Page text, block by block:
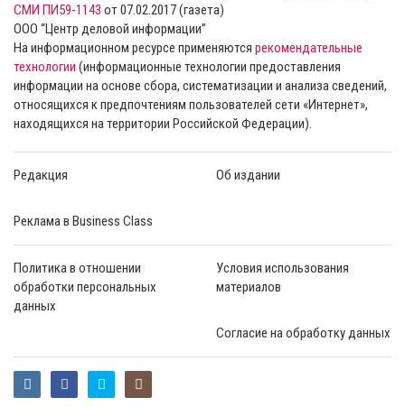
СМИ ПИ59-1143 от 07.02.2017 (газета)
ООО “Центр деловой информации”
На информационном ресурсе применяются рекомендательные
технологии (информационные технологии предоставления
информации на основе сбора, систематизации и анализа сведений,
относящихся к предпочтениям пользователей сети «Интернет»,
находящихся на территории Российской Федерации).
Редакция Об издании
Реклама в Business Class
Политика в отношении
обработки персональных
данных
Условия использования
материалов
Согласие на обработку данных